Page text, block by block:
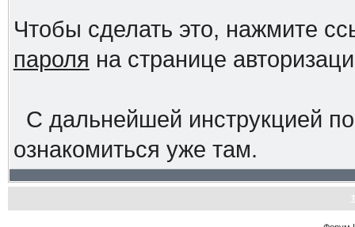
Чтобы сделать это, нажмите
пароля на странице
С дальнейшей инструкцией
ознакомиться уже там.